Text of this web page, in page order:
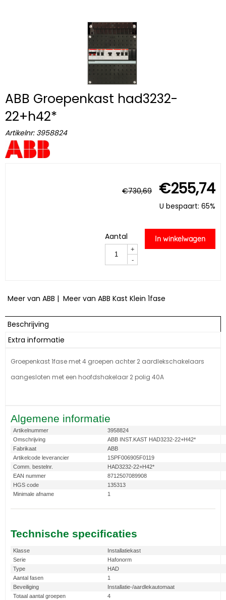
ABB Groepenkast had3232-
22+h42*
Artikelnr: 3958824
€730,69 €255,74
U bespaart: 65%
Aantal
+
-
In winkelwagen
Meer van ABB | Meer van ABB Kast Klein 1fase
Beschrijving
Extra informatie
Groepenkast 1fase met 4 groepen achter 2 aardlekschakelaars
aangesloten met een hoofdshakelaar 2 polig 40A
Algemene informatie
Artikelnummer
3958824
Omschrijving
ABB INST.KAST HAD3232-22+H42*
Fabrikaat
ABB
Artikelcode leverancier
1SPF006905F0119
Comm. bestelnr.
HAD3232-22+H42*
EAN nummer
8712507089908
HGS code
135313
Minimale afname
1
Technische specificaties
Klasse
Installatiekast
Serie
Hafonorm
Type
HAD
Aantal fasen
1
Beveiliging
Installatie-/aardlekautomaat
Totaal aantal groepen
4